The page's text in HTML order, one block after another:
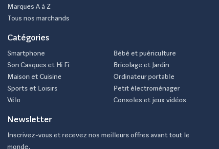
Marques A à Z
Tous nos marchands
Catégories
Smartphone
Son Casques et Hi Fi
Maison et Cuisine
Sports et Loisirs
Vélo
Bébé et puériculture
Bricolage et Jardin
Ordinateur portable
Petit électroménager
Consoles et jeux vidéos
Newsletter
Inscrivez-vous et recevez nos meilleurs offres avant tout le
monde.